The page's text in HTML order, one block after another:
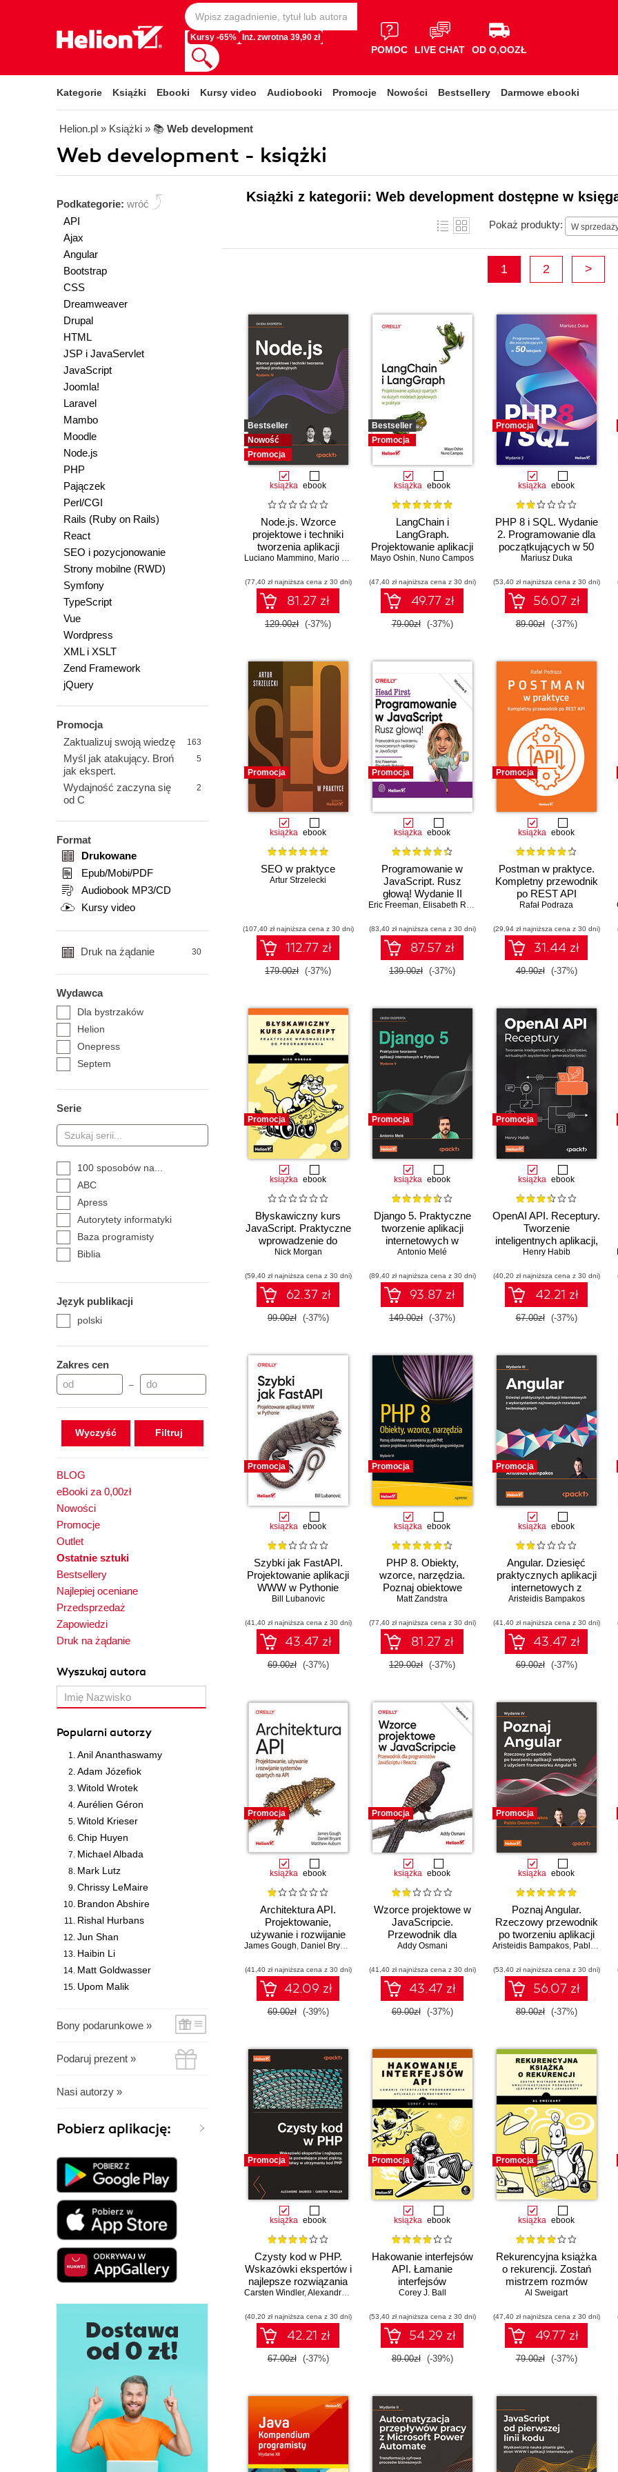
Kursy -65% Inż. zwrotna 39,90 zł
POMOC LIVE CHAT OD O,OOZŁ
Kategorie Książki Ebooki Kursy video Audiobooki Promocje Nowości Bestsellery Darmowe ebooki
Helion.pl » Książki » 📚 Web development
Web development - książki
Podkategorie: wróć
API
Ajax
Angular
Bootstrap
CSS
Dreamweaver
Drupal
HTML
JSP i JavaServlet
JavaScript
Joomla!
Laravel
Mambo
Moodle
Node.js
PHP
Pajączek
Perl/CGI
Rails (Ruby on Rails)
React
SEO i pozycjonowanie
Strony mobilne (RWD)
Symfony
TypeScript
Vue
Wordpress
XML i XSLT
Zend Framework
jQuery
Promocja
Zaktualizuj swoją wiedzę
163
Myśl jak atakujący. Broń
jak ekspert.
5
Wydajność zaczyna się
od C
2
Format
Drukowane
Epub/Mobi/PDF
Audiobook MP3/CD
Kursy video
Druk na żądanie 30
Wydawca
Dla bystrzaków
Helion
Onepress
Septem
Serie
100 sposobów na...
ABC
Apress
Autorytety informatyki
Baza programisty
Biblia
Ćwiczenia
Ćwiczenia praktyczne
Edukacja
Godzina dziennie
Head First - Rusz głową!
Ilustrowany przewodnik
Kurs
Leksykon kieszonkowy
Niebieski podręcznik
Nieoficjalny podręcznik
Od podszewki
Oficjalny podręcznik
Oracle
Pierwsza pomoc
Pierwsze starcie
Przewodnik dla
Przewodnik encyklopedyczny
Receptury
Rusz głową
Smashing Magazine
Szybki start
Tablice informatyczne
Tajniki języka JavaScript
Technologia i rozwiązania
Vademecum profesjonalisty
W Akcji
Wrox
Język publikacji
polski
Zakres cen
–
Wyczyść
BLOG
eBooki za 0,00zł
Nowości
Promocje
Outlet
Ostatnie sztuki
Bestsellery
Najlepiej oceniane
Przedsprzedaż
Zapowiedzi
Druk na żądanie
Wyszukaj autora
Popularni autorzy
Anil Ananthaswamy
Adam Józefiok
Witold Wrotek
Aurélien Géron
Witold Krieser
Chip Huyen
Michael Albada
Mark Lutz
Chrissy LeMaire
Brandon Abshire
Rishal Hurbans
Jun Shan
Haibin Li
Matt Goldwasser
Upom Malik
Bony podarunkowe »
Podaruj prezent »
Nasi autorzy »
Pobierz aplikację:
Książki z kategorii: Web development dostępne w
Pokaż produkty: W
1 2 >
Bestseller
Nowość
Promocja
książka ebook
Node.js. Wzorce
projektowe i techniki
tworzenia aplikacji
produkcyjnych.
Luciano Mammino, Mario Casciaro ,Colin J. Ihrig (Foreword), Matteo Collina (Fore
(77,40 zł najniższa cena z 30 dni)
81.27 zł
129.00zł (-37%)
Bestseller
Promocja
książka ebook
LangChain i
LangGraph.
Projektowanie aplikacji
opartych na dużych
w praktyce
Mayo Oshin, Nuno Campos
(47,40 zł najniższa cena z 30 dni)
49.77 zł
79.00zł (-37%)
Promocja
książka ebook
PHP 8 i SQL. Wydanie
2. Programowanie dla
początkujących w 50
lekcjach
Mariusz Duka
(53,40 zł najniższa cena z 30 dni)
56.07 zł
89.00zł (-37%)
Promocja
książka ebook
SEO w praktyce
Artur Strzelecki
(107,40 zł najniższa cena z 30 dni)
112.77 zł
179.00zł (-37%)
Promocja
książka ebook
Programowanie w
JavaScript. Rusz
głową! Wydanie II
Eric Freeman, Elisabeth Robson
(83,40 zł najniższa cena z 30 dni)
87.57 zł
139.00zł (-37%)
Promocja
książka ebook
Postman w praktyce.
Kompletny przewodnik
po REST API
Rafał Podraza
(29,94 zł najniższa cena z 30 dni)
31.44 zł
49.90zł (-37%)
Promocja
książka ebook
Błyskawiczny kurs
JavaScript. Praktyczne
wprowadzenie do
programowania
Nick Morgan
(59,40 zł najniższa cena z 30 dni)
62.37 zł
99.00zł (-37%)
Promocja
książka ebook
Django 5. Praktyczne
tworzenie aplikacji
internetowych w
Pythonie. Wydanie V
Antonio Melé
(89,40 zł najniższa cena z 30 dni)
93.87 zł
149.00zł (-37%)
Promocja
książka ebook
OpenAI API. Receptury.
Tworzenie
inteligentnych aplikacji,
chatbotów, wirtualnych
generatorów treści
Henry Habib
(40,20 zł najniższa cena z 30 dni)
42.21 zł
67.00zł (-37%)
Promocja
książka ebook
Szybki jak FastAPI.
Projektowanie aplikacji
WWW w Pythonie
Bill Lubanovic
(41,40 zł najniższa cena z 30 dni)
43.47 zł
69.00zł (-37%)
Promocja
książka ebook
PHP 8. Obiekty,
wzorce, narzędzia.
Poznaj obiektowe
usprawnienia języka
projektowe i niezbędne
narzędzia
programistyczne.
Wydanie VI
Matt Zandstra
(77,40 zł najniższa cena z 30 dni)
81.27 zł
129.00zł (-37%)
Promocja
książka ebook
Angular. Dziesięć
praktycznych aplikacji
internetowych z
wykorzystaniem
rozwiązań
technologicznych.
Wydanie III
Aristeidis Bampakos
(41,40 zł najniższa cena z 30 dni)
43.47 zł
69.00zł (-37%)
Promocja
książka ebook
Architektura API.
Projektowanie,
używanie i rozwijanie
systemów opartych na
James Gough, Daniel Bryant Matthew Auburn
(41,40 zł najniższa cena z 30 dni)
42.09 zł
69.00zł (-39%)
Promocja
książka ebook
Wzorce projektowe w
JavaScripcie.
Przewodnik dla
programistów
Wydanie II
Addy Osmani
(41,40 zł najniższa cena z 30 dni)
43.47 zł
69.00zł (-37%)
Promocja
książka ebook
Poznaj Angular.
Rzeczowy przewodnik
po tworzeniu aplikacji
webowych z użyciem
Wydanie IV
Aristeidis Bampakos, Pablo Deeleman
(53,40 zł najniższa cena z 30 dni)
56.07 zł
89.00zł (-37%)
Promocja
książka ebook
Czysty kod w PHP.
Wskazówki ekspertów i
najlepsze rozwiązania
pozwalające pisać
łatwy w utrzymaniu kod
PHP
Carsten Windler,Alexandre Daubois
(40,20 zł najniższa cena z 30 dni)
42.21 zł
67.00zł (-37%)
Promocja
książka ebook
Hakowanie interfejsów
API. Łamanie
interfejsów
programowania
Corey J. Ball
(53,40 zł najniższa cena z 30 dni)
54.29 zł
89.00zł (-39%)
Promocja
książka ebook
Rekurencyjna książka
o rekurencji. Zostań
mistrzem rozmów
kwalifikacyjnych
Python i JavaScript
Al Sweigart
(47,40 zł najniższa cena z 30 dni)
49.77 zł
79.00zł (-37%)